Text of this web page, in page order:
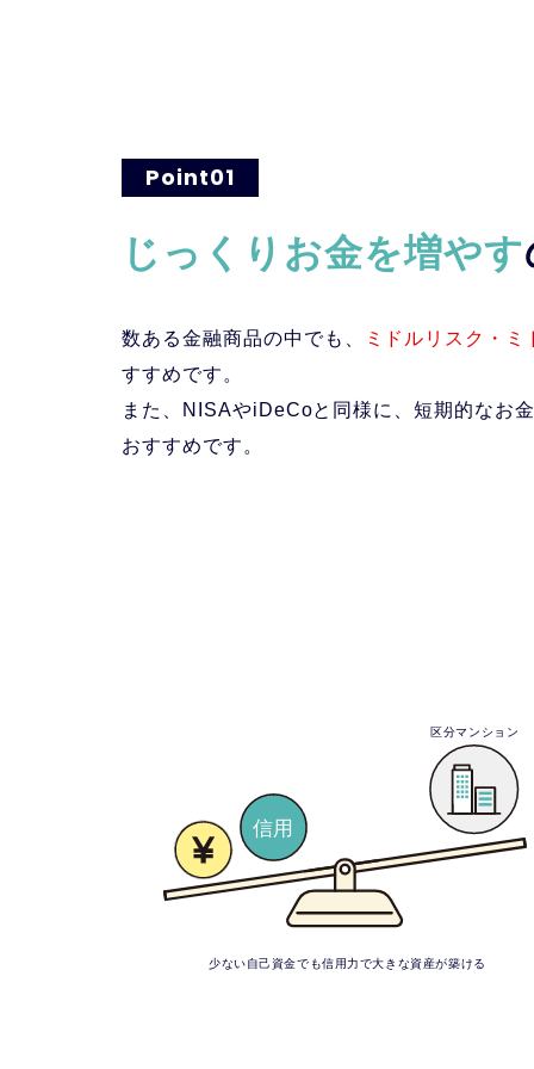
Point01
じっくりお金を増やす
数ある金融商品の中でも、
ミドルリスク・
すすめです。
また、NISAやiDeCoと同様に、短期的なお
おすすめです。